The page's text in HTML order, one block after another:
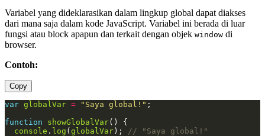
Variabel yang dideklarasikan dalam lingkup global dapat diakses
dari mana saja dalam kode JavaScript. Variabel ini berada di luar
fungsi atau block apapun dan terkait dengan objek window di
browser.
Contoh:
Copy
var globalVar = "Saya global!"
function
showGlobalVar
console . log (globalVar);